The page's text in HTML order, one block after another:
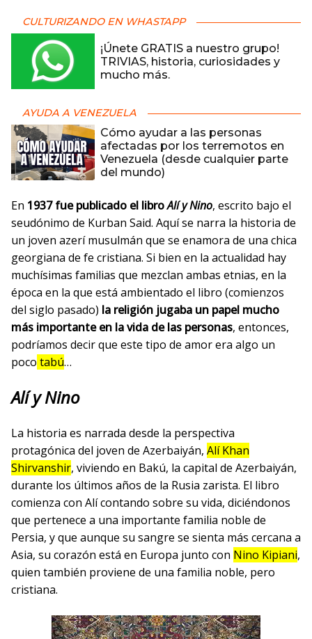
CULTURIZANDO EN WHASTAPP
¡Únete GRATIS a nuestro grupo!
TRIVIAS, historia, curiosidades y
mucho más.
AYUDA A VENEZUELA
Cómo ayudar a las personas
afectadas por los terremotos en
Venezuela (desde cualquier parte
del mundo)
En 1937 fue publicado el libroAlí y Nino, escrito bajo el
seudónimo de Kurban Said. Aquí se narra la historia de
un joven azerí musulmán que se enamora de una chica
georgiana de fe cristiana. Si bien en la actualidad hay
muchísimas familias que mezclan ambas etnias, en la
época en la que está ambientado el libro (comienzos
del siglo pasado) la religión jugaba un papel mucho
más importante en la vida de las personas, entonces,
podríamos decir que este tipo de amor era algo un
poco tabú…
Alí y Nino
La historia es narrada desde la perspectiva
protagónica del joven de Azerbaiyán, Alí Khan
Shirvanshir, viviendo en Bakú, la capital de Azerbaiyán,
durante los últimos años de la Rusia zarista. El libro
comienza con Alí contando sobre su vida, diciéndonos
que pertenece a una importante familia noble de
Persia, y que aunque su sangre se sienta más cercana a
Asia, su corazón está en Europa junto con Nino Kipiani,
quien también proviene de una familia noble, pero
cristiana.